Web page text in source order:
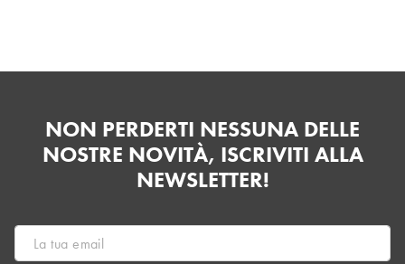
NON PERDERTI NESSUNA DELLE
NOSTRE NOVITÀ, ISCRIVITI ALLA
NEWSLETTER!